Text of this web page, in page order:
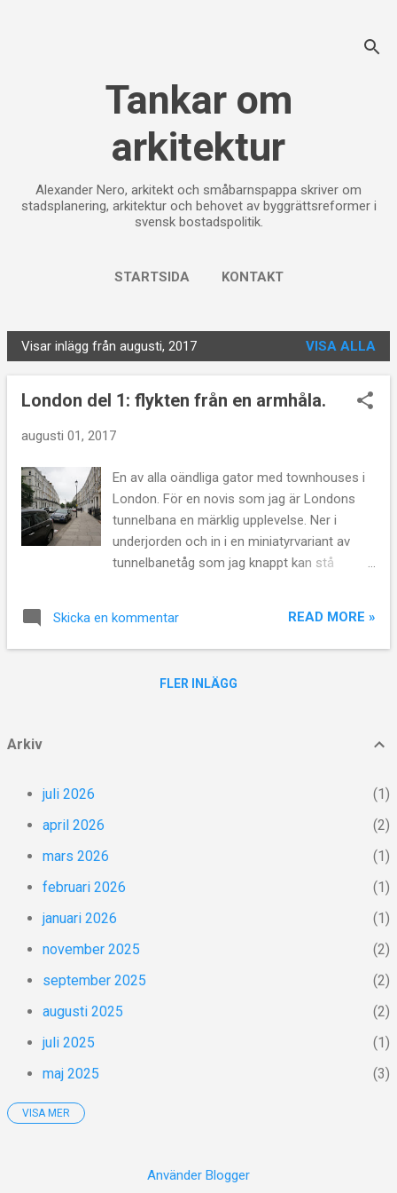
Tankar om
arkitektur
Alexander Nero, arkitekt och småbarnspappa skriver om
stadsplanering, arkitektur och behovet av byggrättsreformer i
svensk bostadspolitik.
STARTSIDA KONTAKT
I
n
Visar inlägg från augusti, 2017 VISA ALLA
London del 1: flykten från en armhåla.
augusti 01, 2017
En av alla oändliga gator med townhouses i
London. För en novis som jag är Londons
tunnelbana en märklig upplevelse. Ner i
underjorden och in i en miniatyrvariant av
tunnelbanetåg som jag knappt kan stå
mig in tätt tillsammans med vad jag
förmodar vara riktiga Londonbor. Här står jag
jag begrundar vilken typ av stad London
sorts aura som får folk att stå ut med att bo
uppmärksamme upptäcker snabbt att
konsumeras. Museer, konst, historia, musik
och konsumtion. Ett urval lika outtömligt
stadens gator. Men me...
Skicka en kommentar READ MORE »
FLER INLÄGG
Arkiv
juli 2026
1
april 2026
2
mars 2026
1
februari 2026
1
januari 2026
1
november 2025
2
september 2025
2
augusti 2025
2
juli 2025
1
maj 2025
3
april 2025
VISA MER
Använder Blogger